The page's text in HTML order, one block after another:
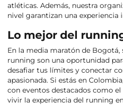
atléticas. Además, nuestra
nivel garantizan una experiencia
Lo mejor del
En la media maratón de Bogotá,
running son una oportunidad
desafiar tus límites y conectar
apasionada. Si estás en
con eventos destacados como
vivir la experiencia del running